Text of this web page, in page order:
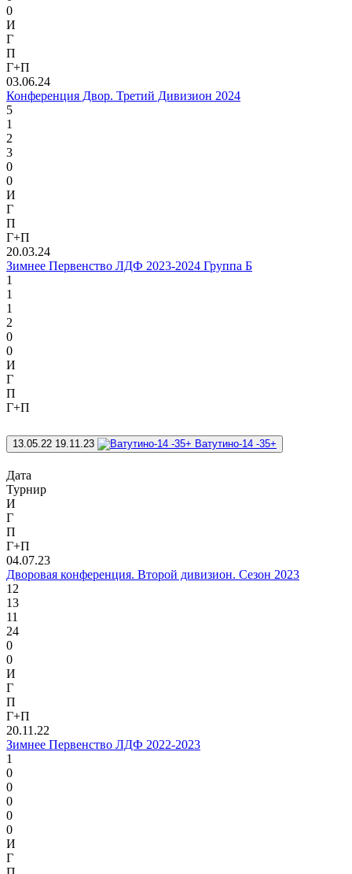
0
И
Г
П
Г+П
03.06.24
Конференция Двор. Третий Дивизион 2024
5
1
2
3
0
0
И
Г
П
Г+П
20.03.24
Зимнее Первенство ЛДФ 2023-2024 Группа Б
1
1
1
2
0
0
И
Г
П
Г+П
13.05.22 19.11.23 Ватутино-14 -35+
Дата
Турнир
И
Г
П
Г+П
04.07.23
Дворовая конференция. Второй дивизион. Сезон 2023
12
13
11
24
0
0
И
Г
П
Г+П
20.11.22
Зимнее Первенство ЛДФ 2022-2023
1
0
0
0
0
0
И
Г